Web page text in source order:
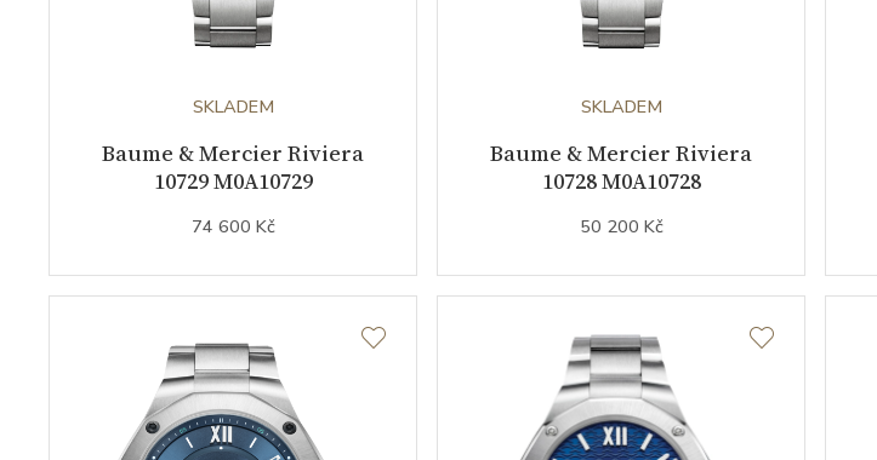
SKLADEM
Baume & Mercier Riviera
10729 M0A10729
74 600 Kč
SKLADEM
Baume & Mercier Riviera
10728 M0A10728
50 200 Kč